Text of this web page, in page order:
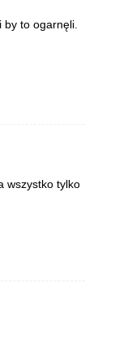
by to ogarnęli.
wszystko tylko